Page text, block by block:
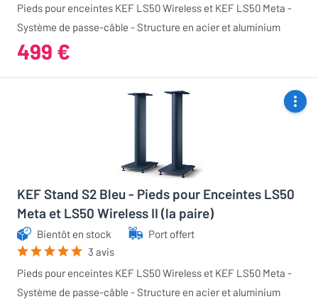
Pieds pour enceintes KEF LS50 Wireless et KEF LS50 Meta -
Système de passe-câble - Structure en acier et aluminium
499 €
KEF Stand S2 Bleu - Pieds pour Enceintes LS50
Meta et LS50 Wireless II (la paire)
Bientôt en stock
Port offert
3 avis
Pieds pour enceintes KEF LS50 Wireless et KEF LS50 Meta -
Système de passe-câble - Structure en acier et aluminium